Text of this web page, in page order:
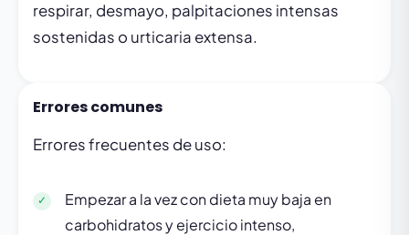
respirar, desmayo, palpitaciones intensas
sostenidas o urticaria extensa.
Errores comunes
Errores frecuentes de uso:
Empezar a la vez con dieta muy baja en
carbohidratos y ejercicio intenso,